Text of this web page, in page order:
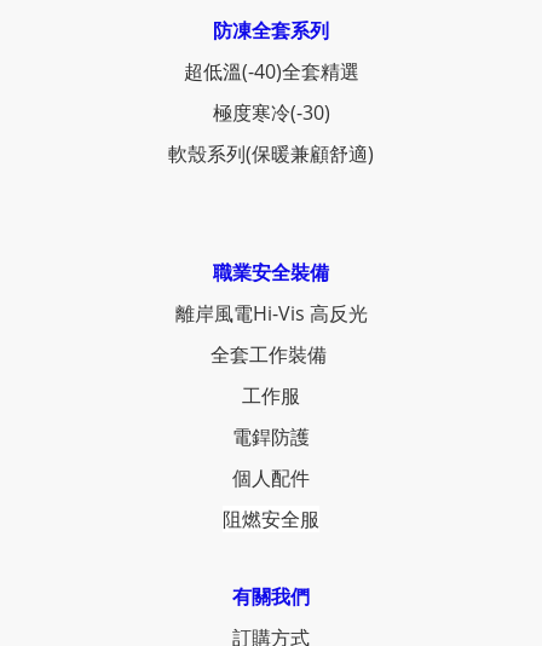
防凍全套系列
超低溫(-40)全套精選
極度寒冷(-30)
軟殼系列(保暖兼顧舒適)
職業安全裝備
離岸風電Hi-Vis 高反光
全套工作裝備
工作服
電銲防護
個人配件
阻燃安全服
有關我們
訂購方式